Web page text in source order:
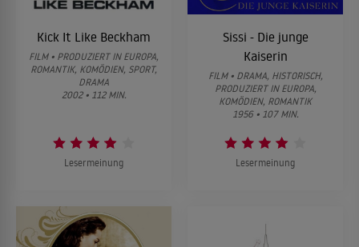
Kick It Like Beckham
FILM • PRODUZIERT IN EUROPA,
ROMANTIK, KOMÖDIEN, SPORT,
DRAMA
2002 • 112 MIN.
Lesermeinung
Sissi - Die junge
Kaiserin
FILM • DRAMA, HISTORISCH,
PRODUZIERT IN EUROPA,
KOMÖDIEN, ROMANTIK
1956 • 107 MIN.
Lesermeinung